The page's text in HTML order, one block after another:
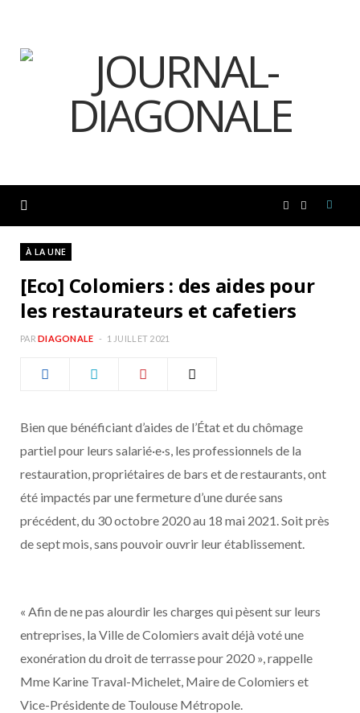
c
o
s
À LA UNE
[Eco] Colomiers : des aides pour
les restaurateurs et cafetiers
PAR DIAGONALE 1 JUILLET 2021
Bien que bénéficiant d’aides de l’État et du chômage
partiel pour leurs salarié·e·s, les professionnels de la
restauration, propriétaires de bars et de restaurants, ont
été impactés par une fermeture d’une durée sans
précédent, du 30 octobre 2020 au 18 mai 2021. Soit près
de sept mois, sans pouvoir ouvrir leur établissement.
« Afin de ne pas alourdir les charges qui pèsent sur leurs
entreprises, la Ville de Colomiers avait déjà voté une
exonération du droit de terrasse pour 2020 », rappelle
Mme Karine Traval-Michelet, Maire de Colomiers et
Vice-Présidente de Toulouse Métropole.